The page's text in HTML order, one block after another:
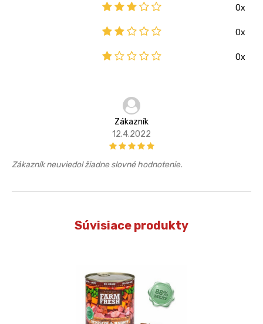
0x
0x
0x
Zákazník
12.4.2022
Zákazník neuviedol žiadne slovné hodnotenie.
Súvisiace produkty